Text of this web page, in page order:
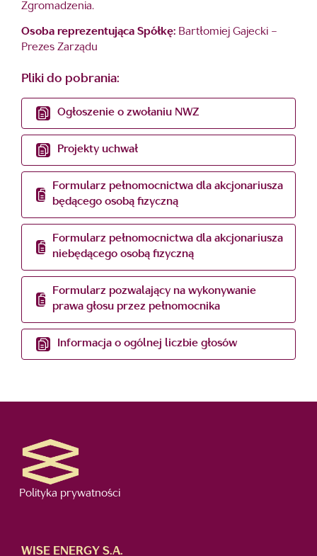
Zgromadzenia.
Osoba reprezentująca Spółkę: Bartłomiej Gajecki –
Prezes Zarządu
Pliki do pobrania:
Ogłoszenie o zwołaniu NWZ
Projekty uchwał
Formularz pełnomocnictwa dla akcjonariusza
będącego osobą fizyczną
Formularz pełnomocnictwa dla akcjonariusza
niebędącego osobą fizyczną
Formularz pozwalający na wykonywanie
prawa głosu przez pełnomocnika
Informacja o ogólnej liczbie głosów
Polityka prywatności
WISE ENERGY S.A.